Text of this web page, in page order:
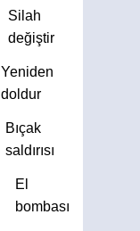
Silah
değiştir
Yeniden
doldur
Bıçak
saldırısı
El
bombası